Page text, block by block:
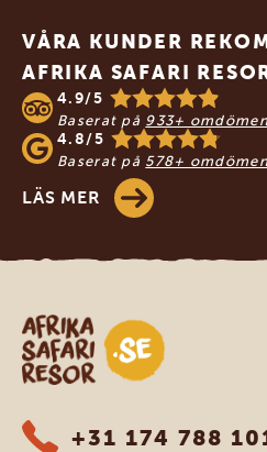
VÅRA KUNDER
AFRIKA SAFARI
4.9/5
Baserat på 933+ omdömen
4.8/5
Baserat på 578+ omdömen
LÄS MER
Safari-resor i Afrika
+31 174 788